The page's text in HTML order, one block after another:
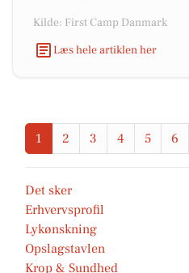
Kilde: First Camp Danmark
Læs hele artiklen her
1 2 3 4 5 6
Det sker
Erhvervsprofil
Lykønskning
Opslagstavlen
Krop & Sundhed